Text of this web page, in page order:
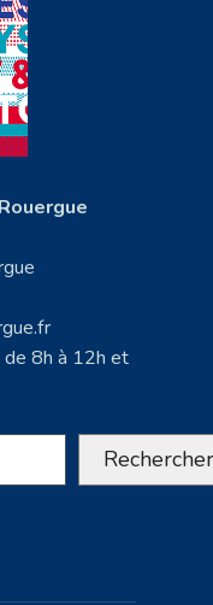
de 8h à 12h et
Rechercher